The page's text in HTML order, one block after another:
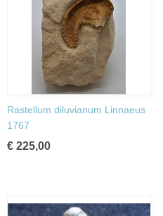
Rastellum diluvianum Linnaeus
1767
€ 225,00